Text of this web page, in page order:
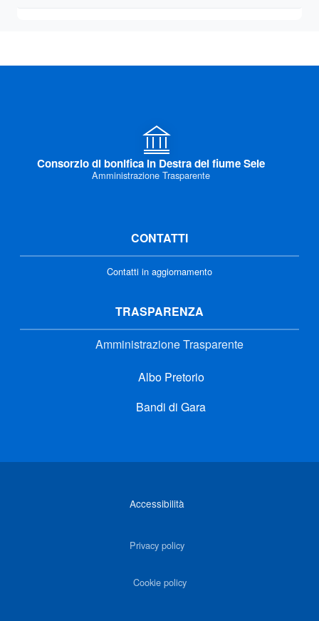
Consorzio di bonifica in Destra del fiume Sele
Amministrazione Trasparente
CONTATTI
Contatti in aggiornamento
TRASPARENZA
Amministrazione Trasparente
Albo Pretorio
Bandi di Gara
Accessibilità
Privacy policy
Cookie policy